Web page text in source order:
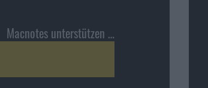
Macnotes unterstützen …